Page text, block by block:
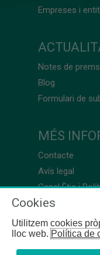
Empreses i
Notes de
Blog
Formulari de
MÉS
Contacte
Avís legal
Canal Ètic i
Cookies
Utilitzem cookies
lloc web.Política de